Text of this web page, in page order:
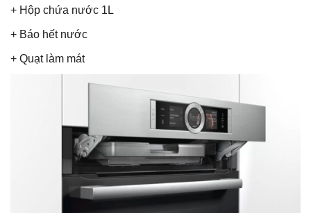
+ Hộp chứa nước 1L
+ Báo hết nước
+ Quạt làm mát